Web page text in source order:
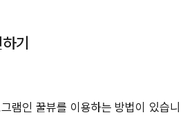
기
램인 꿀뷰를 이용하는 방법이 있습니